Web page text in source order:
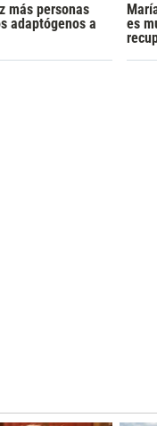
más personas
adaptógenos a
es